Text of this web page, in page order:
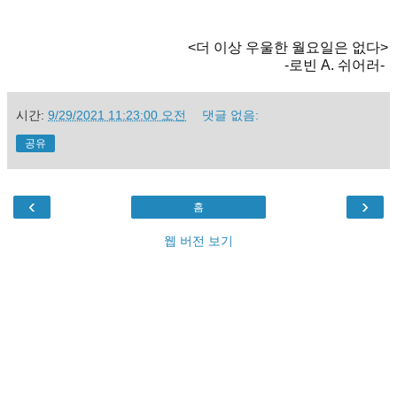
<더 이상 우울한 월요일은 없다>
-로빈 A. 쉬어러-
시간: 9/29/2021 11:23:00 오전 댓글 없음:
공유
‹ ›
홈
웹 버전 보기